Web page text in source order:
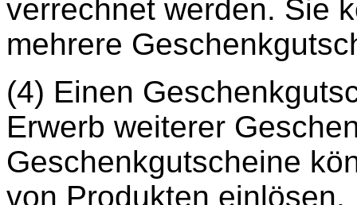
verrechnet werden. Sie
mehrere
(4) Einen
Erwerb weiterer
Geschenkgutscheine
von Produkten einlösen.